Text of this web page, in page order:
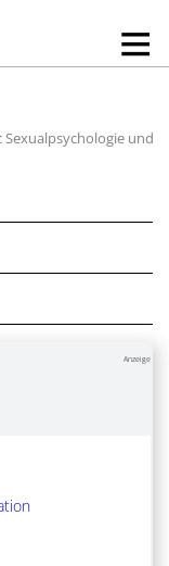
Sexualpsychologie und
Anzeige